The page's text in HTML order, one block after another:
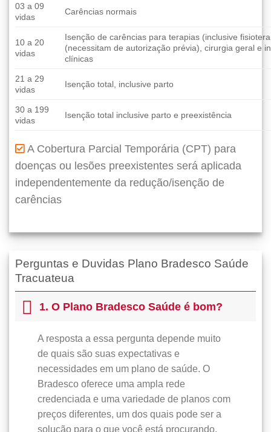
03 a 09
vidas
Carências normais
10 a 20
vidas
Isenção de carências para terapias (inclusive
(necessitam de autorização prévia), cirurgia geral e
clínicas
21 a 29
vidas
Isenção total, inclusive parto
30 a 199
vidas
Isenção total inclusive parto e preexistência
A Cobertura Parcial Temporária (CPT) para
doenças ou lesões preexistentes será aplicada
independentemente da redução/isenção de
carências
Perguntas e Duvidas Plano Bradesco Saúde
Tracuateua
1. O Plano Bradesco Saúde é bom?
A resposta a essa pergunta depende muito
de quais são suas expectativas e
necessidades em um plano de saúde. O
Bradesco oferece uma ampla rede
credenciada e uma variedade de planos com
preços diferentes, um dos quais pode ser a
solução para o que você está procurando.